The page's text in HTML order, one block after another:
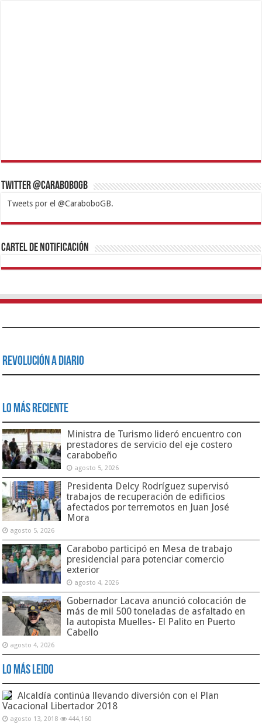
Twitter @CaraboboGB
Tweets por el @CaraboboGB.
1xbetBetturkeyBetistKralbetSupertotobetTipobetMatadorbetMariobet
https://mvbcasino.com/
Cartel de Notificación
Revolución a Diario
Lo Más Reciente
Ministra de Turismo lideró encuentro con
prestadores de servicio del eje costero
carabobeño
agosto 5, 2026
Presidenta Delcy Rodríguez supervisó
trabajos de recuperación de edificios
afectados por terremotos en Juan José
Mora
agosto 5, 2026
Carabobo participó en Mesa de trabajo
presidencial para potenciar comercio
exterior
agosto 4, 2026
Gobernador Lacava anunció colocación de
más de mil 500 toneladas de asfaltado en
la autopista Muelles- El Palito en Puerto
Cabello
agosto 4, 2026
Lo Más Leido
Alcaldía continúa llevando diversión con el Plan
Vacacional Libertador 2018
agosto 13, 2018 444,160